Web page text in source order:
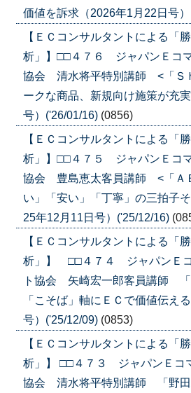
価値を訴求（2026年1月22日号
【ＥＣコンサルタントによる「
析」】□□４７６ ジャパンＥコ
協会 清水将平特別講師 <「Ｓ
ークな商品、新規向け施策が充
号）('26/01/16) (0856)
【ＥＣコンサルタントによる「
析」】□□４７５ ジャパンＥコ
協会 豊島恵太客員講師 <「Ａ
い」「安い」「丁寧」の三拍子
25年12月11日号）('25/12/16)
【ＥＣコンサルタントによる「
析」】 □□４７４ ジャパンＥコ
ト協会 矢崎宏一郎客員講師 「
「こそば」軸にＥＣで価値伝え
号）('25/12/09) (0853)
【ＥＣコンサルタントによる「
析」】 □□４７３ ジャパンＥコ
協会 清水将平特別講師 「野田